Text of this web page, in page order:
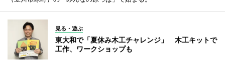
見る・遊ぶ
東大和で「夏休み木工チャレンジ」 木工キットで
工作、ワークショップも